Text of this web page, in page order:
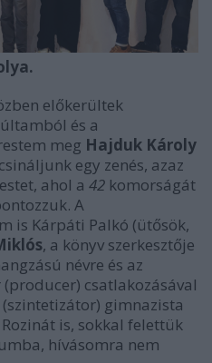
előkerültek
és a
meg Hajduk Károly
egy zenés, azaz
ahol a 42 komorságát
A
is Kárpáti Palkó (ütősök,
, a könyv szerkesztője
névre és az
csatlakozásával
(szintetizátor) gimnazista
is, sokkal felettük
hívásomra nem